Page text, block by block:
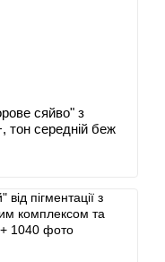
сяйво" з
тон cередній беж